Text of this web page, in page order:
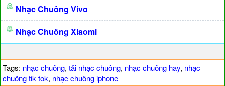
Nhạc Chuông Vivo
Nhạc Chuông Xiaomi
Tags: nhạc chuông, tải nhạc chuông, nhạc chuông hay, nhạc
chuông tik tok, nhạc chuông iphone